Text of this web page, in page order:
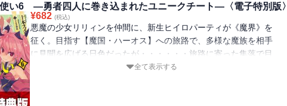
い6 ―勇者四人に巻き込まれたユニークチート―〈電子特別版〉
¥682 (税込)
悪魔の少女リリィンを仲間に、新生ヒイロパーティが《魔界》を
征く。目指す【魔国・ハーオス】への旅路で、多様な魔族を相手
に見聞を広げる日色だったが・・・・・・旅路に寄った集落で目
にしたのは、なんと獣人の策動で!? 〈電子特別版〉として、カ
全て表示する